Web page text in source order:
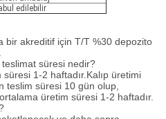
edilebilir
bir akreditif için T/T %30 depozito
süresi nedir?
1-2 haftadır.Kalıp üretimi
teslim süresi 10 gün olup,
üretim süresi 1-2 haftadır.